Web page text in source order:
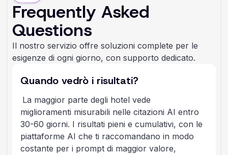
Frequently Asked
Questions
Il nostro servizio offre soluzioni complete per le
esigenze di ogni giorno, con supporto dedicato.
Quando vedrò i risultati?
La maggior parte degli hotel vede
miglioramenti misurabili nelle citazioni AI entro
30-60 giorni. I risultati pieni e cumulativi, con le
piattaforme AI che ti raccomandano in modo
costante per i prompt di maggior valore,